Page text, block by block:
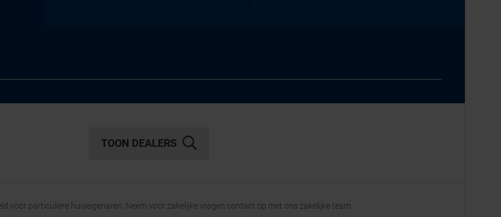
TOON DEALERS
voor particuliere huiseigenaren. Neem voor zakelijke vragen contact op met ons zakelijke team.